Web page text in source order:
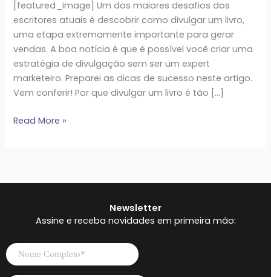
[featured_image] Um dos maiores desafios dos
escritores atuais é descobrir como divulgar um livro,
uma etapa extremamente importante para gerar
vendas. A boa notícia é que é possível você criar uma
estratégia de divulgação sem ser um expert
marketeiro. Preparei as dicas de sucesso neste artigo.
Vem conferir! Por que divulgar um livro é tão […]
Read More »
Newsletter
Assine e receba novidades em primeira mão: